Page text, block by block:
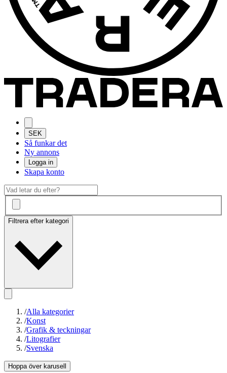
SEK
Så funkar det
Ny annons
Logga in
Skapa konto
Filtrera efter kategori
/Alla kategorier
/Konst
/Grafik & teckningar
/Litografier
/Svenska
Hoppa över karusell